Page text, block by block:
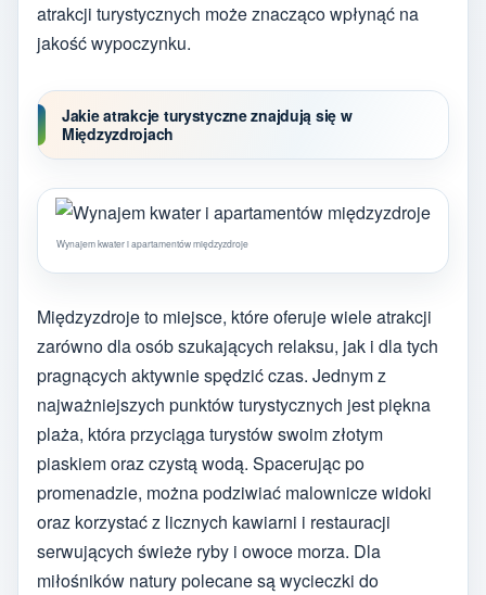
atrakcji turystycznych może znacząco wpłynąć na
jakość wypoczynku.
Jakie atrakcje turystyczne znajdują się w
Międzyzdrojach
Wynajem kwater i apartamentów międzyzdroje
Międzyzdroje to miejsce, które oferuje wiele atrakcji
zarówno dla osób szukających relaksu, jak i dla tych
pragnących aktywnie spędzić czas. Jednym z
najważniejszych punktów turystycznych jest piękna
plaża, która przyciąga turystów swoim złotym
piaskiem oraz czystą wodą. Spacerując po
promenadzie, można podziwiać malownicze widoki
oraz korzystać z licznych kawiarni i restauracji
serwujących świeże ryby i owoce morza. Dla
miłośników natury polecane są wycieczki do